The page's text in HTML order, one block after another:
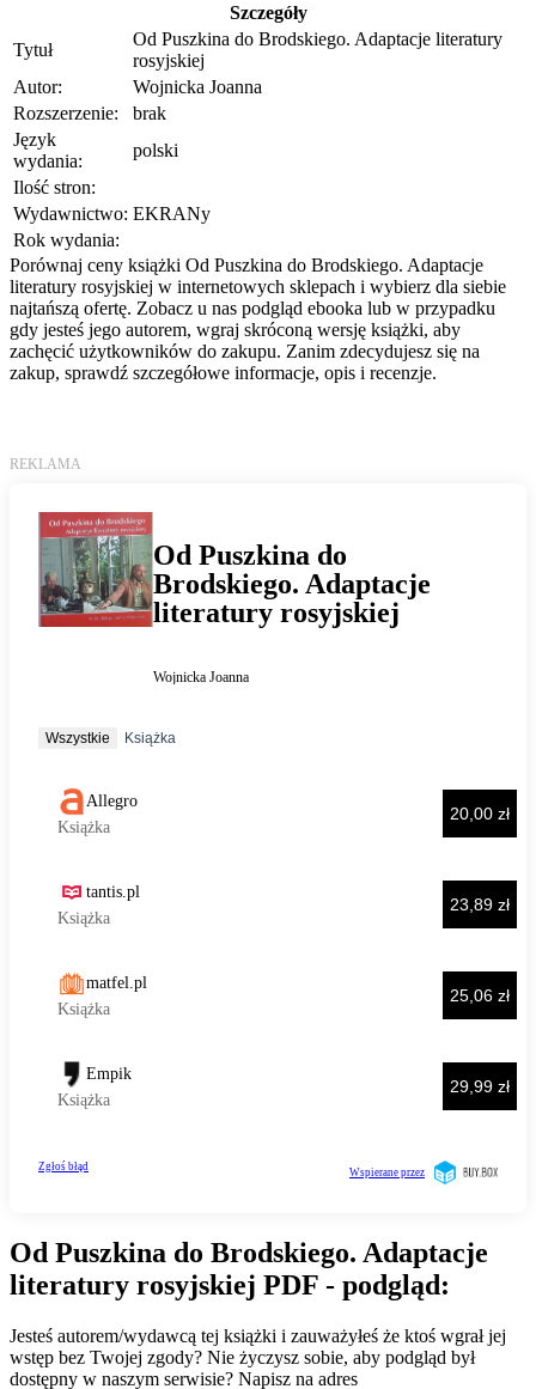
Szczegóły
Tytuł
Od Puszkina do Brodskiego. Adaptacje literatury
rosyjskiej
Autor:
Wojnicka Joanna
Rozszerzenie:
brak
Język
wydania:
polski
Ilość stron:
Wydawnictwo: EKRANy
Rok wydania:
Porównaj ceny książki Od Puszkina do Brodskiego. Adaptacje
literatury rosyjskiej w internetowych sklepach i wybierz dla siebie
najtańszą ofertę. Zobacz u nas podgląd ebooka lub w przypadku
gdy jesteś jego autorem, wgraj skróconą wersję książki, aby
zachęcić użytkowników do zakupu. Zanim zdecydujesz się na
zakup, sprawdź szczegółowe informacje, opis i recenzje.
Od Puszkina do Brodskiego. Adaptacje
literatury rosyjskiej PDF - podgląd:
Jesteś autorem/wydawcą tej książki i zauważyłeś że ktoś wgrał jej
wstęp bez Twojej zgody? Nie życzysz sobie, aby podgląd był
dostępny w naszym serwisie? Napisz na adres